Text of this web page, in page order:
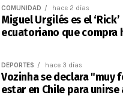
COMUNIDAD hace 2 días
Miguel Urgilés es el ‘Rick’
ecuatoriano que compra
DEPORTES hace 3 días
Vozinha se declara "muy
estar en Chile para unirse